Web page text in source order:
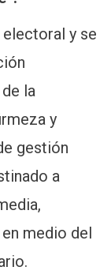
y se
la
y
gestión
a
medio del